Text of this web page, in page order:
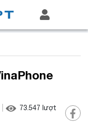
73.547 lượt